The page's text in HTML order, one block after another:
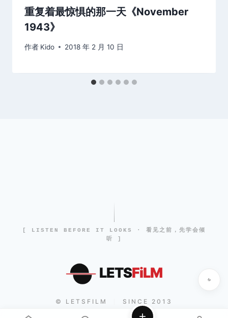
重复着最惊惧的那一天《November
1943》
作者 Kido 2018 年 2 月 10 日
[ LISTEN BEFORE IT LOOKS · 看见之前，先学会倾
听 ]
LETSFiLM
© LETSFILM SINCE 2013